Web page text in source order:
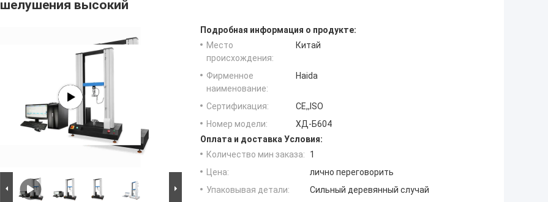
шелушения высокий
Подробная информация о продукте:
Место
происхождения:
Китай
Фирменное
наименование:
Haida
Сертификация:
CE,,ISO
Номер модели:
ХД-Б604
Оплата и доставка Условия:
Количество мин заказа:
1
Цена:
лично переговорить
Упаковывая детали:
Сильный деревянный случай